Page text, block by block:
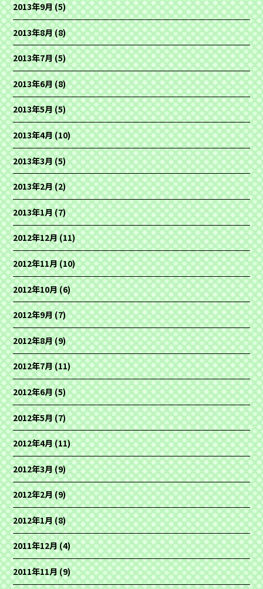
2013年9月(5)
2013年8月(8)
2013年7月(5)
2013年6月(8)
2013年5月(5)
2013年4月(10)
2013年3月(5)
2013年2月(2)
2013年1月(7)
2012年12月(11)
2012年11月(10)
2012年10月(6)
2012年9月(7)
2012年8月(9)
2012年7月(11)
2012年6月(5)
2012年5月(7)
2012年4月(11)
2012年3月(9)
2012年2月(9)
2012年1月(8)
2011年12月(4)
2011年11月(9)